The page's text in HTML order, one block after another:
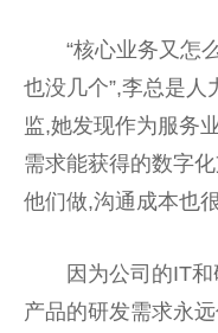
“核心业务又怎
也没几个”,李总是人
监,她发现作为服务
需求能获得的数字
他们做,沟通成本也很
因为公司的IT
产品的研发需求永